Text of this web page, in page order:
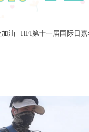
加油 | HFI第十一届国际日